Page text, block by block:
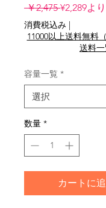
￥2,475 通
常
価
¥2,289より
消費税込み |
11000以上送料無料
送料
容量一覧 *
数量 *
カートに